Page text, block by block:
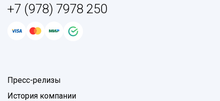
+7 (978) 7978 250
Пресс-релизы
История компании